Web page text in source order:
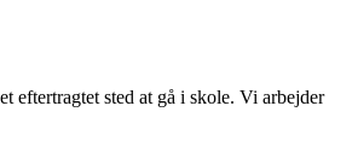
eftertragtet sted at gå i skole. Vi arbejder